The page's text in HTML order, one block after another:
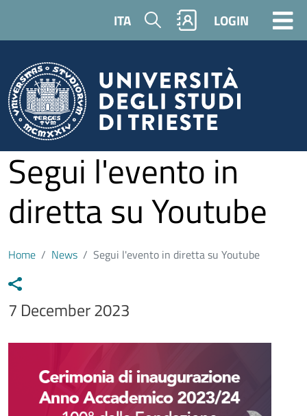
ITA Search LOGIN
Segui l'evento in
diretta su Youtube
Home News Segui l'evento in diretta su Youtube
Data notizia
7 December 2023
Immagine
Image
Testo notizia